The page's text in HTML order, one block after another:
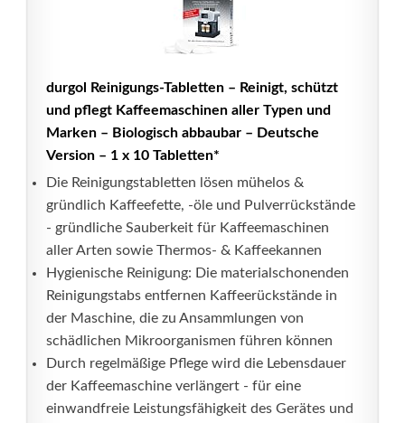
durgol Reinigungs-Tabletten – Reinigt, schützt
und pflegt Kaffeemaschinen aller Typen und
Marken – Biologisch abbaubar – Deutsche
Version – 1 x 10 Tabletten*
Die Reinigungstabletten lösen mühelos &
gründlich Kaffeefette, -öle und Pulverrückstände
- gründliche Sauberkeit für Kaffeemaschinen
aller Arten sowie Thermos- & Kaffeekannen
Hygienische Reinigung: Die materialschonenden
Reinigungstabs entfernen Kaffeerückstände in
der Maschine, die zu Ansammlungen von
schädlichen Mikroorganismen führen können
Durch regelmäßige Pflege wird die Lebensdauer
der Kaffeemaschine verlängert - für eine
einwandfreie Leistungsfähigkeit des Gerätes und